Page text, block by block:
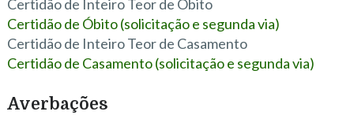
Certidão de Inteiro Teor de Óbito
Certidão de Óbito (solicitação e segunda via)
Certidão de Inteiro Teor de Casamento
Certidão de Casamento (solicitação e segunda via)
Averbações